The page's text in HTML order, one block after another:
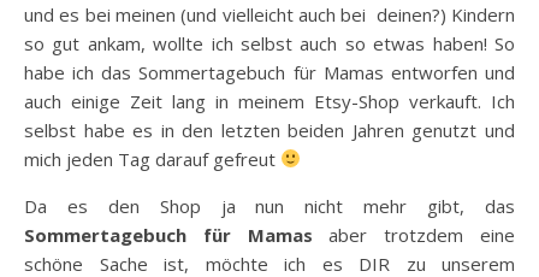
und es bei meinen (und vielleicht auch bei deinen?) Kindern
so gut ankam, wollte ich selbst auch so etwas haben! So
habe ich das Sommertagebuch für Mamas entworfen und
auch einige Zeit lang in meinem Etsy-Shop verkauft. Ich
selbst habe es in den letzten beiden Jahren genutzt und
mich jeden Tag darauf gefreut
Da es den Shop ja nun nicht mehr gibt, das
Sommertagebuch für Mamas aber trotzdem eine
schöne Sache ist, möchte ich es DIR zu unserem